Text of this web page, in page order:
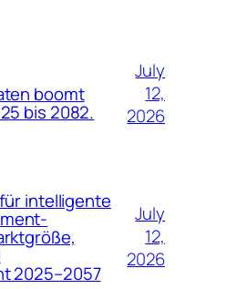
boomt
bis 2082.
July
12,
2026
intelligente
2025–2057
July
12,
2026